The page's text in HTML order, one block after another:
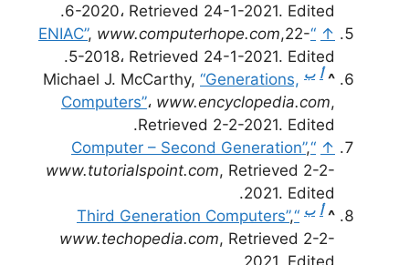
6-2020، Retrieved 24-1-2021. Edited.
↑
“ENIAC”
, www.computerhope.com,22-
5-2018، Retrieved 24-1-2021. Edited.
^ أ ب Michael J. McCarthy, “Generations,
Computers”، www.encyclopedia.com,
Retrieved 2-2-2021. Edited.
↑
“Computer – Second Generation”
,
www.tutorialspoint.com, Retrieved 2-2-
2021. Edited.
^ أ ب “Third Generation Computers”
,
www.techopedia.com, Retrieved 2-2-